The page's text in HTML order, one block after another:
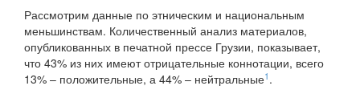
Рассмотрим данные по этническим и национальным
меньшинствам. Количественный анализ материалов,
опубликованных в печатной прессе Грузии, показывает,
что 43% из них имеют отрицательные коннотации, всего
13% – положительные, а 44% – нейтральные1 .